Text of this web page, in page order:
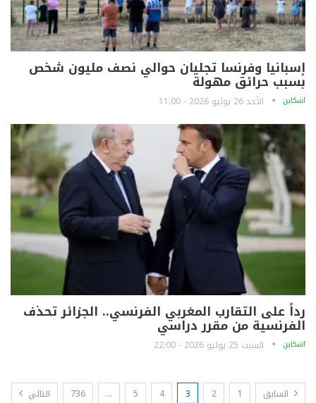
إسبانيا وفرنسا تجليان حوالي نصف مليون شخص
بسبب حرائق مهولة
آشكاين الأحد 26 يوليو 2026 - 11:00
رداً على التقارب المغربي الفرنسي.. الجزائر تحذف
الفرنسية من مقرر دراسي
آشكاين السبت 25 يوليو 2026 - 22:00
السابق 1
2
3
4
5
…
736 التالي